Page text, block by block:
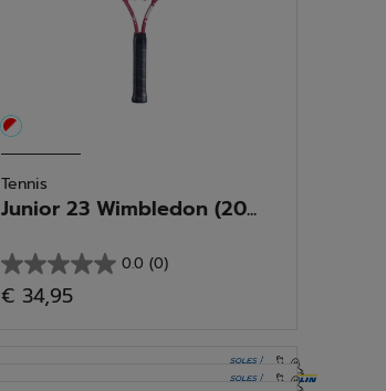
Tennis
Junior 23 Wimbledon (20...
0.0 (0)
0.0
von
€ 34,95